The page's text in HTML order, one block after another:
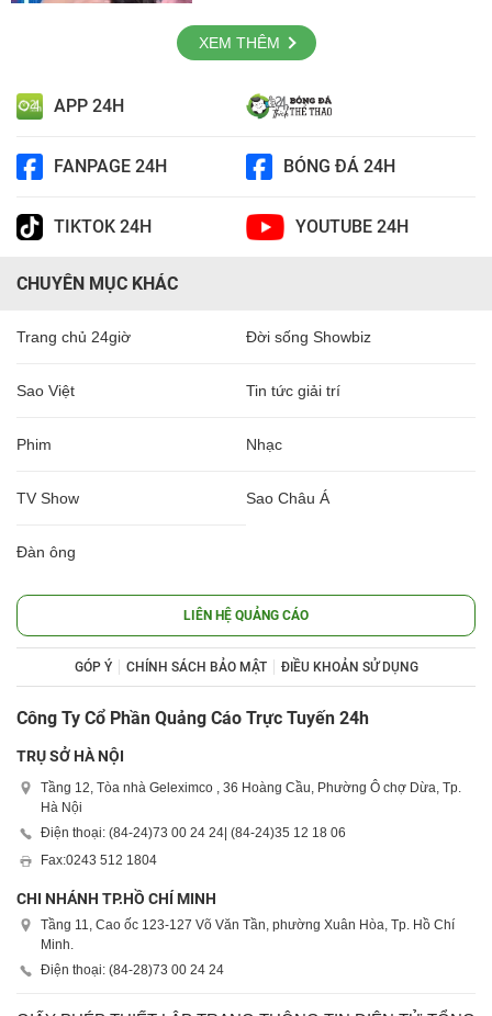
XEM THÊM
APP 24H
FANPAGE 24H BÓNG ĐÁ 24H
TIKTOK 24H YOUTUBE 24H
CHUYÊN MỤC KHÁC
Trang chủ 24giờ Đời sống Showbiz
Sao Việt Tin tức giải trí
Phim Nhạc
TV Show Sao Châu Á
Đàn ông
LIÊN HỆ QUẢNG CÁO
GÓP Ý CHÍNH SÁCH BẢO MẬT ĐIỀU KHOẢN SỬ DỤNG
Công Ty Cổ Phần Quảng Cáo Trực Tuyến 24h
TRỤ SỞ HÀ NỘI
Tầng 12, Tòa nhà Geleximco , 36 Hoàng Cầu, Phường Ô chợ Dừa, Tp.
Hà Nội
Điện thoại: (84-24)73 00 24 24| (84-24)35 12 18 06
Fax:0243 512 1804
CHI NHÁNH TP.HỒ CHÍ MINH
Tầng 11, Cao ốc 123-127 Võ Văn Tần, phường Xuân Hòa, Tp. Hồ Chí
Minh.
Điện thoại: (84-28)73 00 24 24